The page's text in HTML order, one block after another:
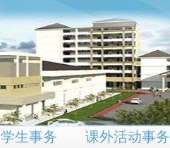
学生事务 课外活动事务